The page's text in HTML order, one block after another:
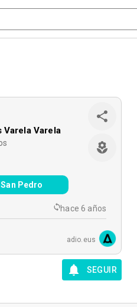
Varela Varela
Pedro
hace 6 años
adio.eus
SEGUIR